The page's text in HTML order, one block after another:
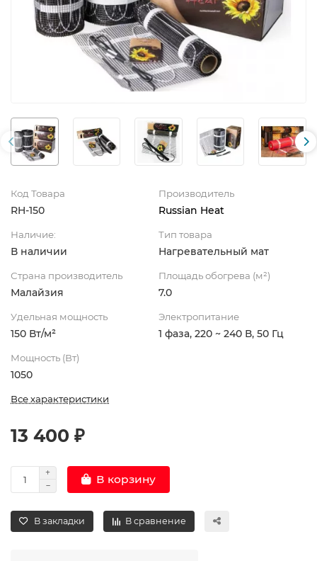
Код Товара
RH-150
Производитель
Russian Heat
Наличие:
В наличии
Тип товара
Нагревательный мат
Страна производитель
Малайзия
Площадь обогрева (м²)
7.0
Удельная мощность
150 Вт/м²
Электропитание
1 фаза, 220 ~ 240 В, 50 Гц
Мощность (Вт)
1050
Все характеристики
13 400 ₽
В корзину
В закладки В сравнение